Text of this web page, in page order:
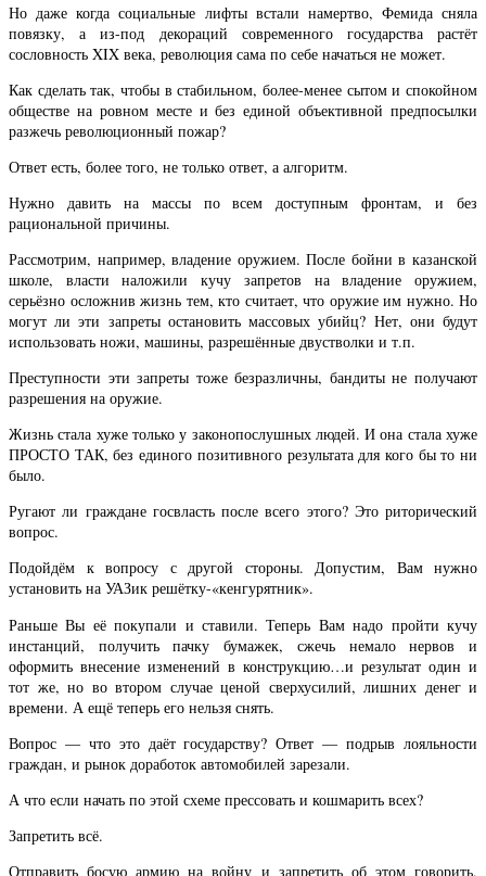
Но даже когда социальные лифты встали намертво, Фемида сняла
повязку, а из-под декораций современного государства растёт
сословность XIX века, революция сама по себе начаться не может.
Как сделать так, чтобы в стабильном, более-менее сытом и спокойном
обществе на ровном месте и без единой объективной предпосылки
разжечь революционный пожар?
Ответ есть, более того, не только ответ, а алгоритм.
Нужно давить на массы по всем доступным фронтам, и без
рациональной причины.
Рассмотрим, например, владение оружием. После бойни в казанской
школе, власти наложили кучу запретов на владение оружием,
серьёзно осложнив жизнь тем, кто считает, что оружие им нужно. Но
могут ли эти запреты остановить массовых убийц? Нет, они будут
использовать ножи, машины, разрешённые двустволки и т.п.
Преступности эти запреты тоже безразличны, бандиты не получают
разрешения на оружие.
Жизнь стала хуже только у законопослушных людей. И она стала хуже
ПРОСТО ТАК, без единого позитивного результата для кого бы то ни
было.
Ругают ли граждане госвласть после всего этого? Это риторический
вопрос.
Подойдём к вопросу с другой стороны. Допустим, Вам нужно
установить на УАЗик решётку-«кенгурятник».
Раньше Вы её покупали и ставили. Теперь Вам надо пройти кучу
инстанций, получить пачку бумажек, сжечь немало нервов и
оформить внесение изменений в конструкцию…и результат один и
тот же, но во втором случае ценой сверхусилий, лишних денег и
времени. А ещё теперь его нельзя снять.
Вопрос — что это даёт государству? Ответ — подрыв лояльности
граждан, и рынок доработок автомобилей зарезали.
А что если начать по этой схеме прессовать и кошмарить всех?
Запретить всё.
Отправить босую армию на войну и запретить об этом говорить,